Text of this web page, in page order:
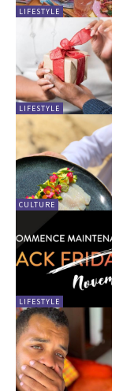
LIFESTYLE
LIFESTYLE
CULTURE
LIFESTYLE